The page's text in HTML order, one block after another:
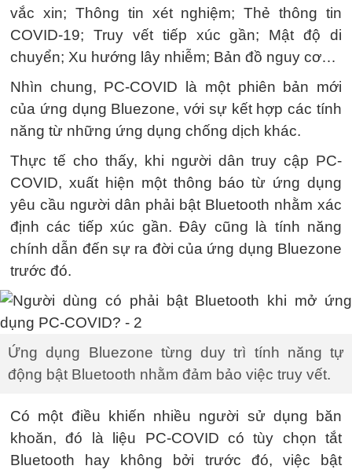
vắc xin; Thông tin xét nghiệm; Thẻ thông tin
COVID-19; Truy vết tiếp xúc gần; Mật độ di
chuyển; Xu hướng lây nhiễm; Bản đồ nguy cơ…
Nhìn chung, PC-COVID là một phiên bản mới
của ứng dụng Bluezone, với sự kết hợp các tính
năng từ những ứng dụng chống dịch khác.
Thực tế cho thấy, khi người dân truy cập PC-
COVID, xuất hiện một thông báo từ ứng dụng
yêu cầu người dân phải bật Bluetooth nhằm xác
định các tiếp xúc gần. Đây cũng là tính năng
chính dẫn đến sự ra đời của ứng dụng Bluezone
trước đó.
Ứng dụng Bluezone từng duy trì tính năng tự
động bật Bluetooth nhằm đảm bảo việc truy vết.
Có một điều khiến nhiều người sử dụng băn
khoăn, đó là liệu PC-COVID có tùy chọn tắt
Bluetooth hay không bởi trước đó, việc bật